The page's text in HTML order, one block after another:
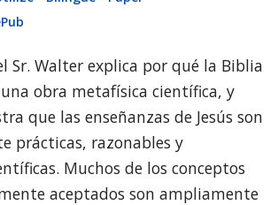
Sr. Walter explica por qué la Biblia
obra metafísica científica, y
que las enseñanzas de Jesús son
prácticas, razonables y
Muchos de los conceptos
aceptados son ampliamente